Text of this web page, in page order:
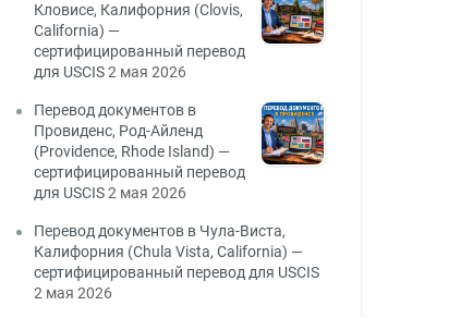
Кловисе, Калифорния (Clovis,
California) —
сертифицированный перевод
для USCIS2 мая 2026
Перевод документов в
Провиденс, Род-Айленд
(Providence, Rhode Island) —
сертифицированный перевод
для USCIS2 мая 2026
Перевод документов в Чула-Виста,
Калифорния (Chula Vista, California) —
сертифицированный перевод для USCIS
2 мая 2026